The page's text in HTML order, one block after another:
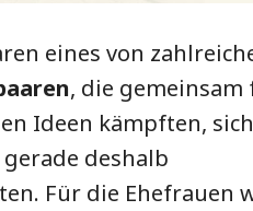
eines von
, die gemeinsam
Ideen kämpften, sich
deshalb
Für die Ehefrauen